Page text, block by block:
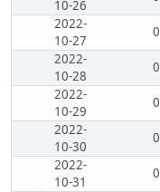
10-26
2022-
10-27
0
2022-
10-28
0
2022-
10-29
0
2022-
10-30
0
2022-
10-31
0